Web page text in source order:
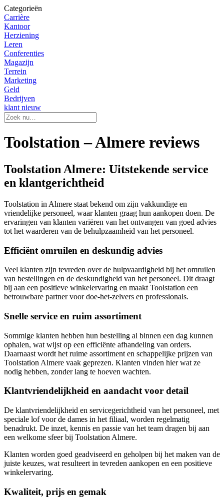
Categorieën
Carrière
Kantoor
Herziening
Leren
Conferenties
Magazijn
Terrein
Marketing
Geld
Bedrijven
klant nieuw
Toolstation – Almere reviews
Toolstation Almere: Uitstekende service
en klantgerichtheid
Toolstation in Almere staat bekend om zijn vakkundige en
vriendelijke personeel, waar klanten graag hun aankopen doen. De
ervaringen van klanten variëren van het ontvangen van goed advies
tot het waarderen van de behulpzaamheid van het personeel.
Efficiënt omruilen en deskundig advies
Veel klanten zijn tevreden over de hulpvaardigheid bij het omruilen
van bestellingen en de deskundigheid van het personeel. Dit draagt
bij aan een positieve winkelervaring en maakt Toolstation een
betrouwbare partner voor doe-het-zelvers en professionals.
Snelle service en ruim assortiment
Sommige klanten hebben hun bestelling al binnen een dag kunnen
ophalen, wat wijst op een efficiënte afhandeling van orders.
Daarnaast wordt het ruime assortiment en schappelijke prijzen van
Toolstation Almere vaak geprezen. Klanten vinden hier wat ze
nodig hebben, zonder lang te hoeven wachten.
Klantvriendelijkheid en aandacht voor detail
De klantvriendelijkheid en servicegerichtheid van het personeel, met
speciale lof voor de dames in het filiaal, worden regelmatig
benadrukt. De inzet, kennis en passie van het team dragen bij aan
een welkome sfeer bij Toolstation Almere.
Klanten worden goed geadviseerd en geholpen bij het maken van de
juiste keuzes, wat resulteert in tevreden aankopen en een positieve
winkelervaring.
Kwaliteit, prijs en gemak